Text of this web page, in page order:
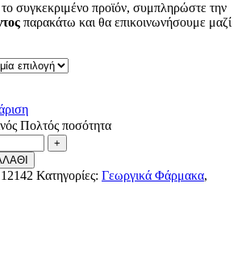
το συγκεκριμένο προϊόν, συμπληρώστε την
παρακάτω και θα επικοινωνήσουμε μαζί
Πολτός ποσότητα
12142 Κατηγορίες: Γεωργικά Φάρμακα,